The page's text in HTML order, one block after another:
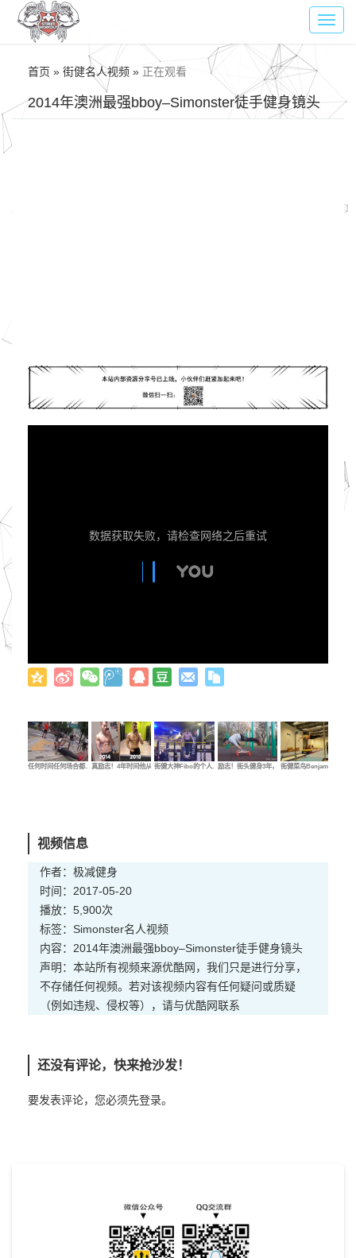
首页 » 街健名人视频 » 正在观看
2014年澳洲最强bboy–Simonster徒手健身镜头
数据获取失败，请检查网络之后重试
任何时间任何场合都… 真励志！4年时间他从…街健大神Fibo的个人…励志！街头健身3年，…街健菜鸟Benjamin的…
视频信息
作者：极减健身
时间：2017-05-20
播放：5,900次
标签： Simonster名人视频
内容：2014年澳洲最强bboy–Simonster徒手健身镜头
声明：本站所有视频来源优酷网，我们只是进行分享，
不存储任何视频。若对该视频内容有任何疑问或质疑
（例如违规、侵权等），请与优酷网联系
还没有评论，快来抢沙发！
要发表评论，您必须先登录。